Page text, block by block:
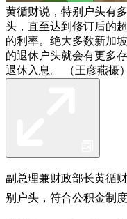
黄循财说，特别户头有
头，直至达到修订后的
的利率。绝大多数新加
的退休户头就会有更多
退休入息。 （王彦燕摄）
副总理兼财政部长黄循
别户头，符合公积金制